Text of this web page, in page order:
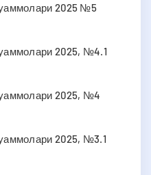
2025 №5
2025, №4.1
2025, №4
2025, №3.1